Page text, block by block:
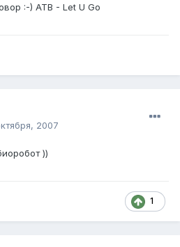
:-) ATB - Let U Go
2007
))
1